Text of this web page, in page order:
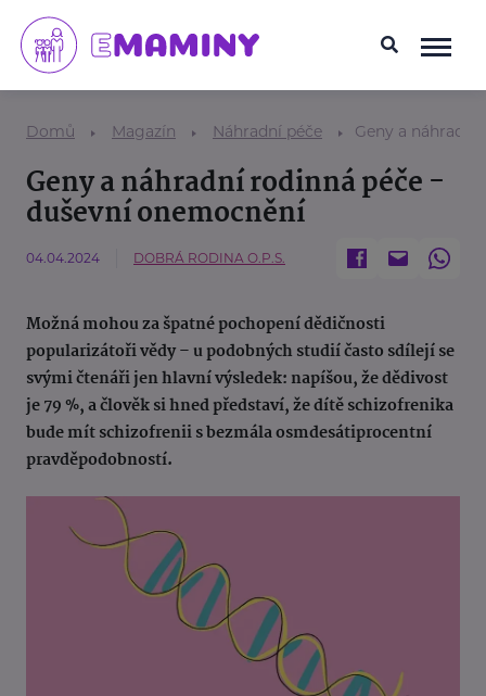
Domů Magazín Náhradní péče Geny a
Geny a náhradní rodinná péče -
duševní onemocnění
04.04.2024 DOBRÁ RODINA O.P.S.
Možná mohou za špatné pochopení dědičnosti
popularizátoři vědy – u podobných studií často sdílejí se
svými čtenáři jen hlavní výsledek: napíšou, že dědivost
je 79 %, a člověk si hned představí, že dítě schizofrenika
bude mít schizofrenii s bezmála osmdesátiprocentní
pravděpodobností.